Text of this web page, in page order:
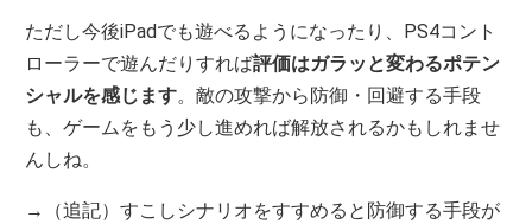
ただし今後iPadでも遊べるようになったり、PS4コント
ローラーで遊んだりすれば評価はガラッと変わるポテン
シャルを感じます。敵の攻撃から防御・回避する手段
も、ゲームをもう少し進めれば解放されるかもしれませ
んしね。
→（追記）すこしシナリオをすすめると防御する手段が